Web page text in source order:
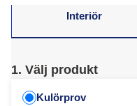
Interiör
1. Välj produkt
Kulörprov